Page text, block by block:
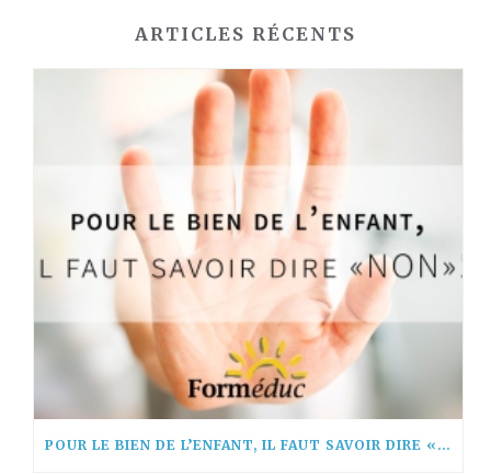
ARTICLES RÉCENTS
POUR LE BIEN DE L’ENFANT, IL FAUT SAVOIR DIRE « NON! »